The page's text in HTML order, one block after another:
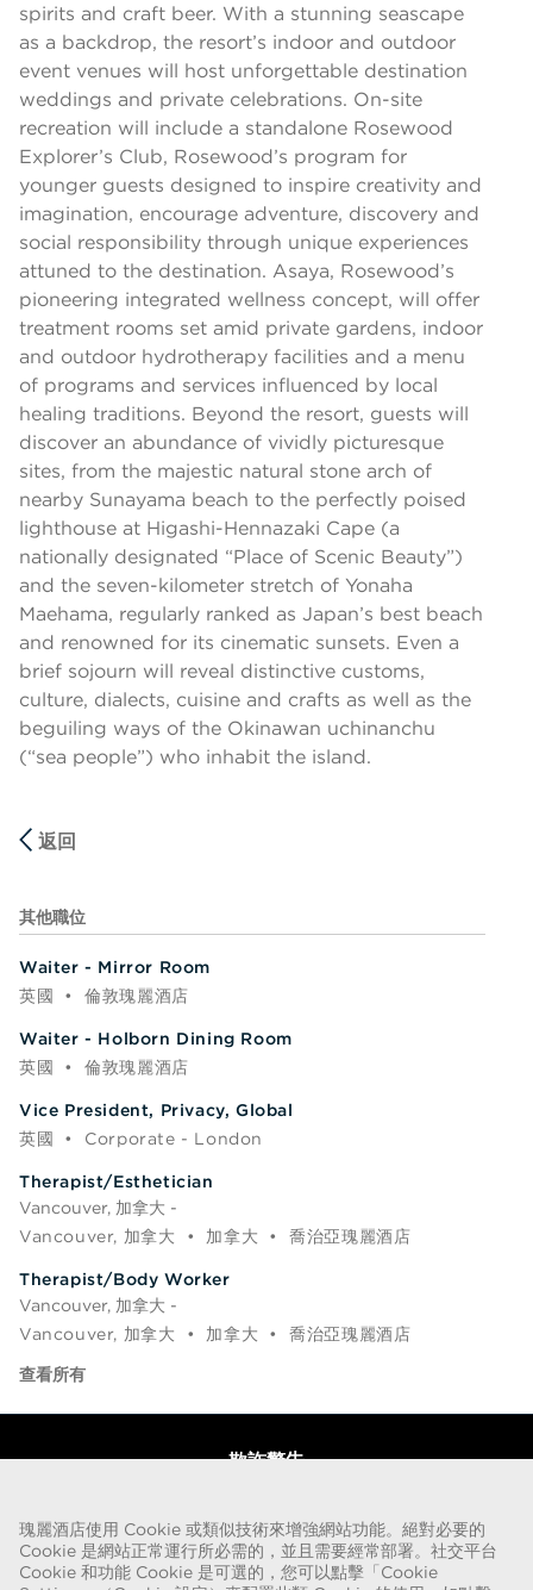
瑰麗酒店使用 Cookie 或類似技術來增強網站功能。絕對必要的
Cookie 是網站正常運行所必需的，並且需要經常部署。社交平台
Cookie 和功能 Cookie 是可選的，您可以點擊「Cookie
spirits and craft beer. With a stunning seascape
as a backdrop, the resort’s indoor and outdoor
event venues will host unforgettable destination
weddings and private celebrations. On-site
recreation will include a standalone Rosewood
Explorer’s Club, Rosewood’s program for
younger guests designed to inspire creativity and
imagination, encourage adventure, discovery and
social responsibility through unique experiences
attuned to the destination. Asaya, Rosewood’s
pioneering integrated wellness concept, will offer
treatment rooms set amid private gardens, indoor
and outdoor hydrotherapy facilities and a menu
of programs and services influenced by local
healing traditions. Beyond the resort, guests will
discover an abundance of vividly picturesque
sites, from the majestic natural stone arch of
nearby Sunayama beach to the perfectly poised
lighthouse at Higashi-Hennazaki Cape (a
nationally designated “Place of Scenic Beauty”)
and the seven-kilometer stretch of Yonaha
Maehama, regularly ranked as Japan’s best beach
and renowned for its cinematic sunsets. Even a
brief sojourn will reveal distinctive customs,
culture, dialects, cuisine and crafts as well as the
beguiling ways of the Okinawan uchinanchu
(“sea people”) who inhabit the island.
返回
其他職位
Waiter - Mirror Room
英國
•
倫敦瑰麗酒店
Waiter - Holborn Dining Room
英國
•
倫敦瑰麗酒店
Vice President, Privacy, Global
英國
•
Corporate - London
Therapist/Esthetician
Vancouver, 加拿大 -
Vancouver, 加拿大
• 加拿大 •
喬治亞瑰麗酒店
Therapist/Body Worker
Vancouver, 加拿大 -
Vancouver, 加拿大
• 加拿大 •
喬治亞瑰麗酒店
查看所有
欺詐警告
來自包含瑰麗名稱的網絡電郵帳戶人士，其要求個人提供個人身份證明文件副
本並匯款以完成僱用流程。這些錄用是欺詐騙局。瑰麗酒店集團不會要求求職
者支付任何形式的款項。